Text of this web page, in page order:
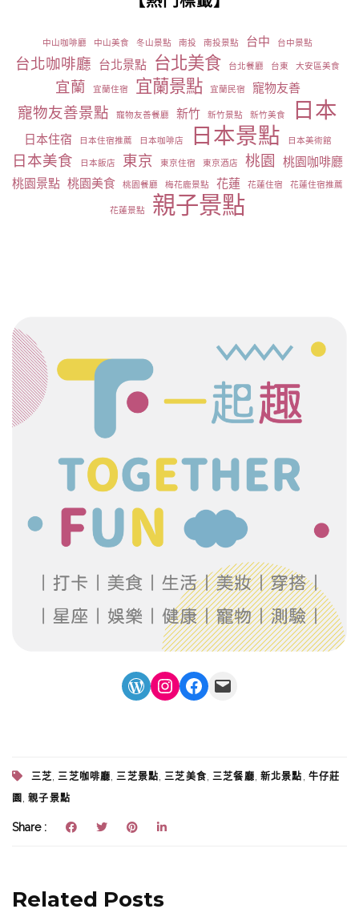
中山咖啡廳 中山美食 冬山景點 南投 南投景點 台中 台中景點
台北咖啡廳 台北景點 台北美食 台北餐廳 台東 大安區美食
宜蘭 宜蘭住宿 宜蘭景點 宜蘭民宿 寵物友善
寵物友善景點 寵物友善餐廳 新竹 新竹景點 新竹美食 日本
日本住宿 日本住宿推薦 日本咖啡店 日本景點 日本美術館
日本美食 日本飯店 東京 東京住宿 東京酒店 桃園
桃園咖啡廳
桃園景點 桃園美食 桃園餐廳 梅花鹿景點 花蓮 花蓮住宿 花蓮住宿推薦
花蓮景點 親子景點
WordPress Instagram Facebook Mail
三芝 三芝咖啡廳 三芝景點 三芝美食 三芝餐廳 新北景點
牛仔莊
園
,親子景點
Share :
Related Posts